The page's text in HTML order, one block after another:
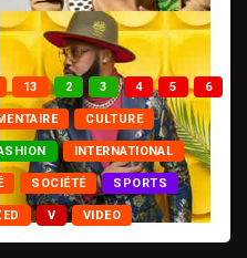
13 2 3 4 5 6
CULTURE
INTERNATIONAL
SOCIÉTÉ SPORTS
V VIDEO